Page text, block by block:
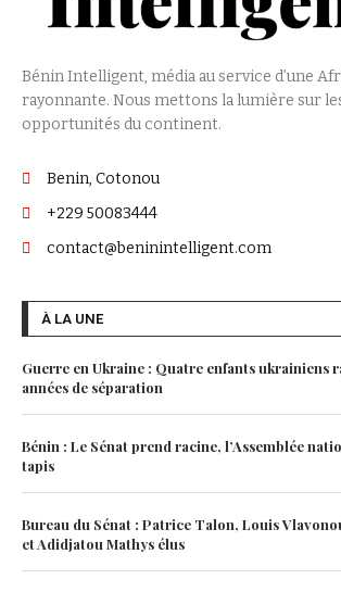
Bénin Intelligent, média au service d’une
rayonnante. Nous mettons la lumière sur
opportunités du continent.
Benin, Cotonou
+229 50083444
contact@beninintelligent.com
À LA UNE
Guerre en Ukraine : Quatre enfants ukrainiens
années de séparation
Bénin : Le Sénat prend racine, l’Assemblée
tapis
Bureau du Sénat : Patrice Talon, Louis
et Adidjatou Mathys élus